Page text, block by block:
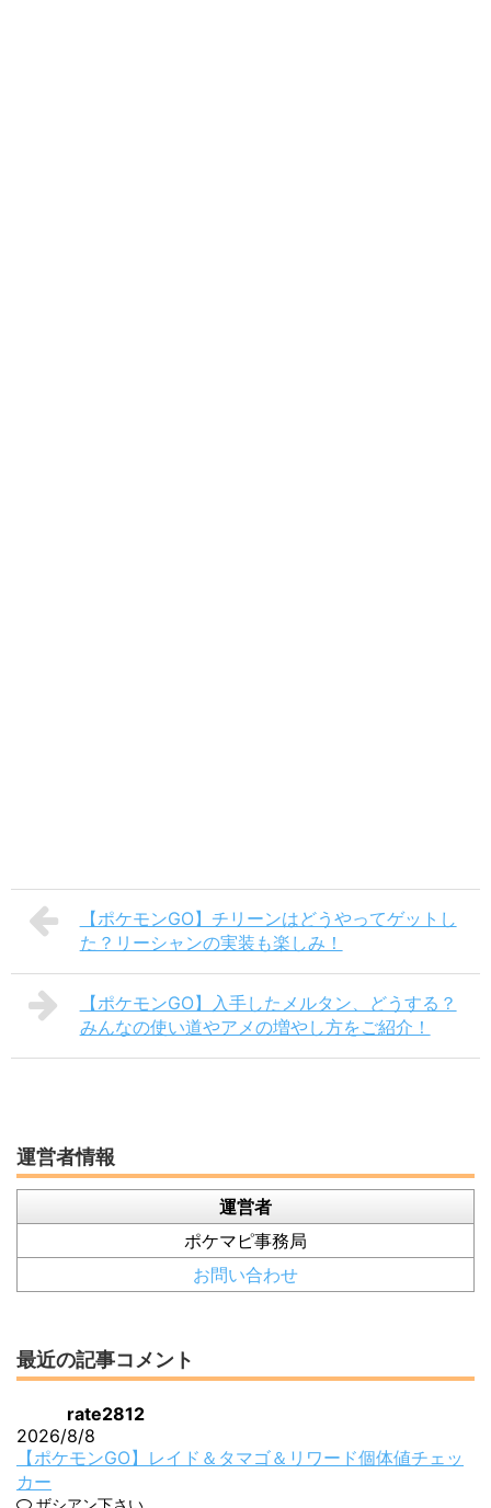
【ポケモンGO】チリーンはどうやってゲットし
た？リーシャンの実装も楽しみ！
【ポケモンGO】入手したメルタン、どうする？
みんなの使い道やアメの増やし方をご紹介！
運営者情報
運営者
ポケマピ事務局
お問い合わせ
最近の記事コメント
rate2812
2026/8/8
【ポケモンGO】レイド＆タマゴ＆リワード個体値チェッ
カー